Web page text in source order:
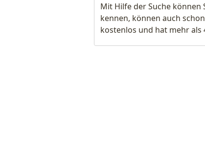
Mit Hilfe der Suche können
kennen, können auch
kostenlos und hat mehr als